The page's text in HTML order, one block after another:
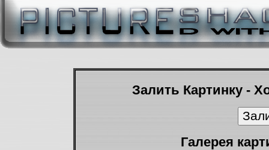
Залить Картинку -
Галерея